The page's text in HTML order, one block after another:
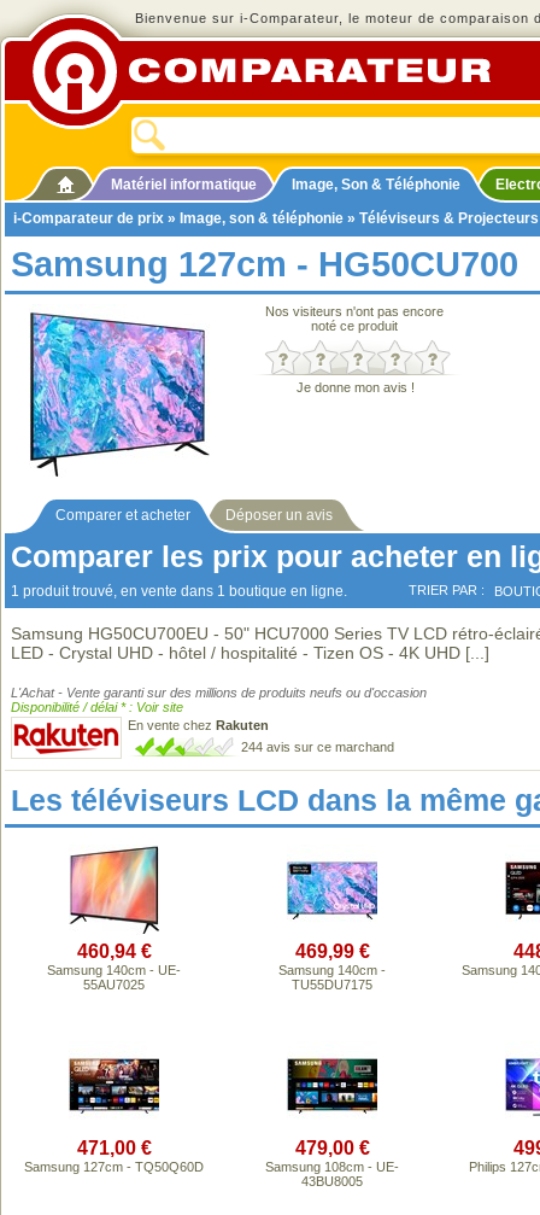
Bienvenue sur i-Comparateur, le moteur de comparaison
Matériel informatique Image, Son & Téléphonie
i-Comparateur de prix » Image, son & téléphonie » Téléviseurs & Projecteurs
Samsung 127cm - HG50CU700
Nos visiteurs n'ont pas encore
noté ce produit
Je donne mon avis !
Comparer et acheter Déposer un avis
Comparer les prix pour acheter en
1 produit trouvé, en vente dans 1 boutique en ligne. TRIER PAR :
Samsung HG50CU700EU - 50" HCU7000 Series TV LCD rétro-
LED - Crystal UHD - hôtel / hospitalité - Tizen OS - 4K UHD [...]
L'Achat - Vente garanti sur des millions de produits neufs ou d'occasion
Disponibilité / délai * : Voir site
En vente chez Rakuten
244 avis sur ce marchand
Les téléviseurs LCD dans la même
460,94 €
Samsung 140cm - UE-
55AU7025
469,99 €
Samsung 140cm -
TU55DU7175
Samsung
471,00 €
Samsung 127cm - TQ50Q60D
479,00 €
Samsung 108cm - UE-
43BU8005
Philips